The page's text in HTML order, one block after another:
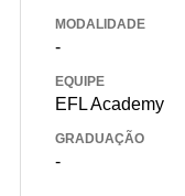
MODALIDADE
-
EQUIPE
EFL Academy
GRADUAÇÃO
-